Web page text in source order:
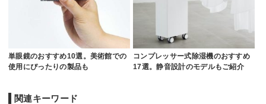
単眼鏡のおすすめ10選。美術館での
使用にぴったりの製品も
コンプレッサー式除湿機のおすすめ
17選。静音設計のモデルもご紹介
関連キーワード